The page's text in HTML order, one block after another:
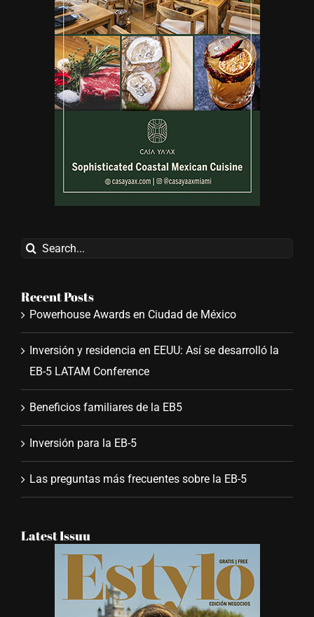
Search
Recent Posts
Powerhouse Awards en Ciudad de México
Inversión y residencia en EEUU: Así se desarrolló la
EB-5 LATAM Conference
Beneficios familiares de la EB5
Inversión para la EB-5
Las preguntas más frecuentes sobre la EB-5
Latest Issuu